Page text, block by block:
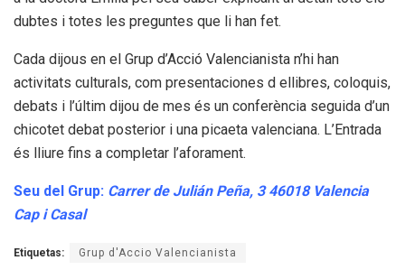
dubtes i totes les preguntes que li han fet.
Cada dijous en el Grup d’Acció Valencianista n’hi han
activitats culturals, com presentaciones d ellibres, coloquis,
debats i l’últim dijou de mes és un conferència seguida d’un
chicotet debat posterior i una picaeta valenciana. L’Entrada
és lliure fins a completar l’aforament.
Seu del Grup: Carrer de Julián Peña, 3 46018 Valencia
Cap i Casal
Etiquetas: Grup d'Accio Valencianista